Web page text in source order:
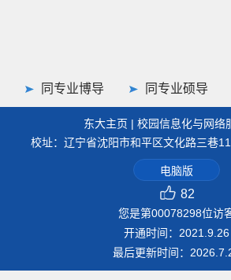
同专业博导 同专业硕导
东大主页 | 校园信息化与网络
校址：辽宁省沈阳市和平区文化路三巷
电脑版
82
您是第00078298位访
开通时间： 2021 9 26
最后更新时间： 2026 7